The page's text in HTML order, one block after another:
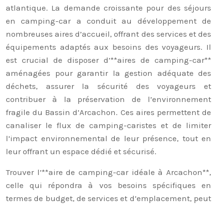
atlantique. La demande croissante pour des séjours
en camping-car a conduit au développement de
nombreuses aires d’accueil, offrant des services et des
équipements adaptés aux besoins des voyageurs. Il
est crucial de disposer d’**aires de camping-car**
aménagées pour garantir la gestion adéquate des
déchets, assurer la sécurité des voyageurs et
contribuer à la préservation de l’environnement
fragile du Bassin d’Arcachon. Ces aires permettent de
canaliser le flux de camping-caristes et de limiter
l’impact environnemental de leur présence, tout en
leur offrant un espace dédié et sécurisé.
Trouver l’**aire de camping-car idéale à Arcachon**,
celle qui répondra à vos besoins spécifiques en
termes de budget, de services et d’emplacement, peut